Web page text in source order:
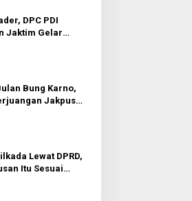
DPC PDI
Jaktim Gelar
2026
Bung Karno,
Jakpus
Sepak Bola U-
Lewat DPRD,
Itu Sesuai
Reformasi